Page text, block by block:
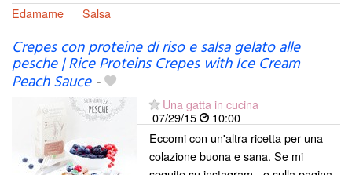
Edamame
Salsa
Crepes con proteine di riso e salsa gelato alle
pesche | Rice Proteins Crepes with Ice Cream
Peach Sauce-
Una gatta in cucina
07/29/15
10:00
Eccomi con un'altra ricetta per una
colazione buona e sana. Se mi